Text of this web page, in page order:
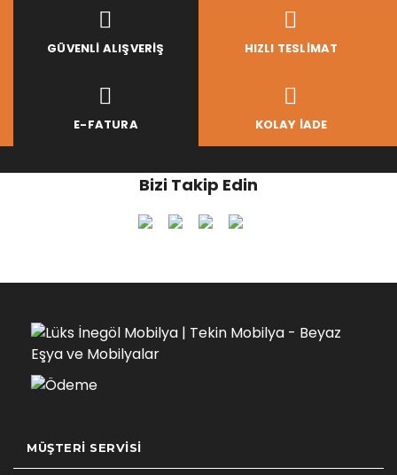
GÜVENLI ALIŞVERIŞ HIZLI TESLIMAT
E-FATURA KOLAY İADE
Bizi Takip Edin
MÜŞTERI SERVISI